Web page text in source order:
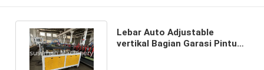
Lebar Auto Adjustable
vertikal Bagian Garasi Pintu